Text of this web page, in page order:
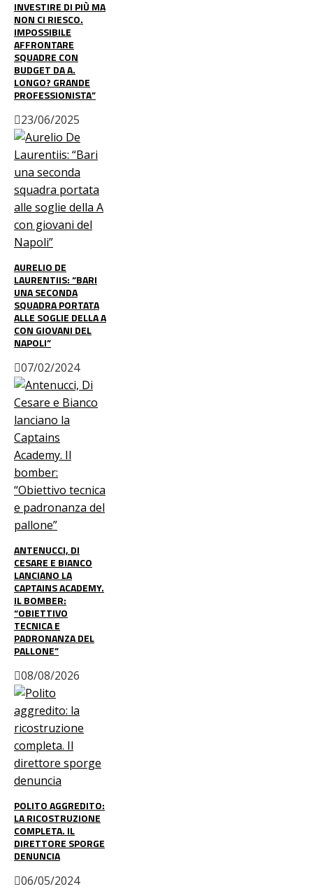
INVESTIRE DI PIÙ MA
NON CI RIESCO.
IMPOSSIBILE
AFFRONTARE
SQUADRE CON
BUDGET DA A.
LONGO? GRANDE
PROFESSIONISTA”
23/06/2025
AURELIO DE
LAURENTIIS: “BARI
UNA SECONDA
SQUADRA PORTATA
ALLE SOGLIE DELLA A
CON GIOVANI DEL
NAPOLI”
07/02/2024
ANTENUCCI, DI
CESARE E BIANCO
LANCIANO LA
CAPTAINS ACADEMY.
IL BOMBER:
“OBIETTIVO
TECNICA E
PADRONANZA DEL
PALLONE”
08/08/2026
POLITO AGGREDITO:
LA RICOSTRUZIONE
COMPLETA. IL
DIRETTORE SPORGE
DENUNCIA
06/05/2024